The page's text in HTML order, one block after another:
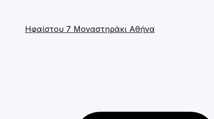
Ηφαίστου 7 Μοναστηράκι Αθήνα